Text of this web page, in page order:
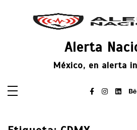
Alerta
México, en alerta